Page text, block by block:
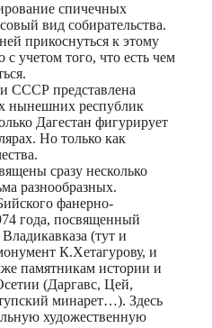
спичечных
вид собирательства.
прикоснуться к этому
учетом того, что есть чем
СССР представлена
нынешних республик
Дагестан фигурирует
Но только как
сразу несколько
разнообразных.
фанерно-
года, посвященный
(тут и
К.Хетагурову, и
памятникам истории и
(Даргавс, Цей,
минарет…). Здесь
художественную